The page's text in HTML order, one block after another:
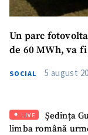
Un parc
de 60 MWh, va
SOCIAL 5 august
LIVE
Ședința
limba română